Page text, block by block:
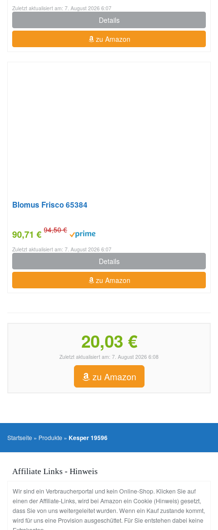
Zuletzt aktualisiert am: 7. August 2026 6:07
Details
zu Amazon
Blomus Frisco 65384
90,71 € 94,50 €
Zuletzt aktualisiert am: 7. August 2026 6:07
Details
zu Amazon
20,03 €
Zuletzt aktualisiert am: 7. August 2026 6:08
zu Amazon
Startseite » Produkte » Kesper 19596
Affiliate Links - Hinweis
Wir sind ein Verbraucherportal und kein Online-Shop. Klicken Sie auf
einen der Affiliate-Links, wird bei Amazon ein Cookie (Hinweis) gesetzt,
dass Sie von uns weitergeleitet wurden. Wenn ein Kauf zustande kommt,
wird für uns eine Provision ausgeschüttet. Für Sie entstehen dabei keine